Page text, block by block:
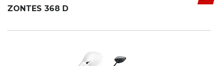
ZONTES 368 D